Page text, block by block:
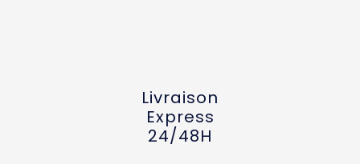
Livraison
Express
24/48H